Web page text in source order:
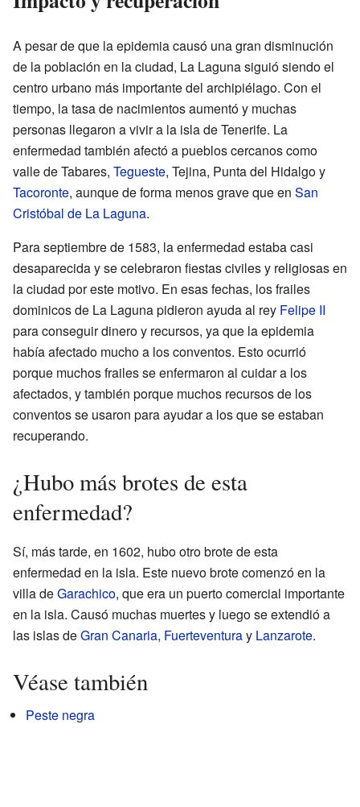
A pesar de que la epidemia causó una gran disminución
de la población en la ciudad, La Laguna siguió siendo el
centro urbano más importante del archipiélago. Con el
tiempo, la tasa de nacimientos aumentó y muchas
personas llegaron a vivir a la isla de Tenerife. La
enfermedad también afectó a pueblos cercanos como
valle de Tabares, Tegueste, Tejina, Punta del Hidalgo y
Tacoronte, aunque de forma menos grave que en San
Cristóbal de La Laguna.
Para septiembre de 1583, la enfermedad estaba casi
desaparecida y se celebraron fiestas civiles y religiosas en
la ciudad por este motivo. En esas fechas, los frailes
dominicos de La Laguna pidieron ayuda al rey Felipe II
para conseguir dinero y recursos, ya que la epidemia
había afectado mucho a los conventos. Esto ocurrió
porque muchos frailes se enfermaron al cuidar a los
afectados, y también porque muchos recursos de los
conventos se usaron para ayudar a los que se estaban
recuperando.
¿Hubo más brotes de esta
enfermedad?
Sí, más tarde, en 1602, hubo otro brote de esta
enfermedad en la isla. Este nuevo brote comenzó en la
villa deGarachico, que era un puerto comercial importante
en la isla. Causó muchas muertes y luego se extendió a
las islas deGran Canaria, Fuerteventuray Lanzarote.
Véase también
Peste negra